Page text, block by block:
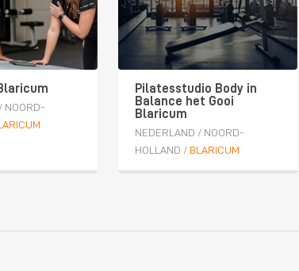
/ NOORD-
Pilatesstudio Body in
Balance het Gooi
Blaricum
NEDERLAND / NOORD-
HOLLAND / BLARICUM